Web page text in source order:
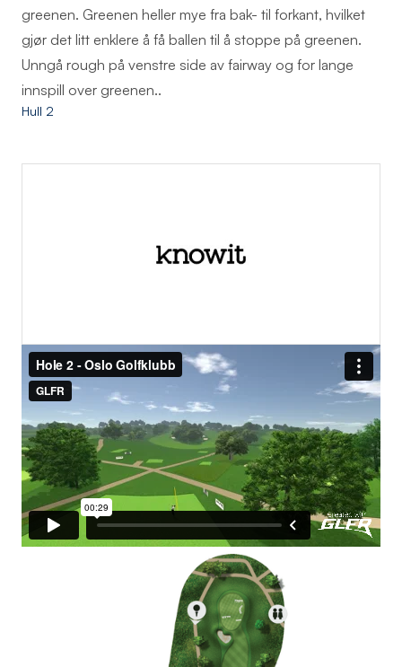
greenen. Greenen heller mye fra bak- til forkant, hvilket
gjør det litt enklere å få ballen til å stoppe på greenen.
Unngå rough på venstre side av fairway og for lange
innspill over greenen..
Hull 2